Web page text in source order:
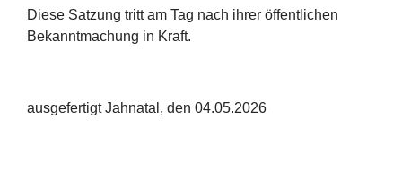
Diese Satzung tritt am Tag nach ihrer öffentlichen
Bekanntmachung in Kraft.
ausgefertigt Jahnatal, den 04.05.2026